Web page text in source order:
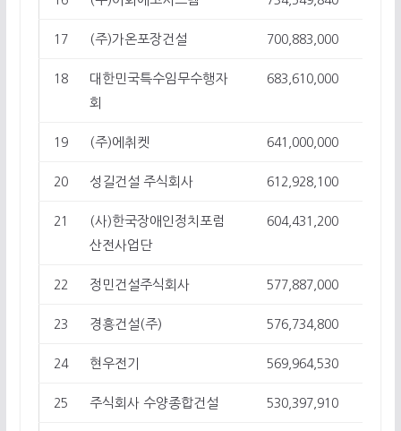
17 (주)가온포장건설 700,883,000
18
대한민국특수임무수행자
회
683,610,000
19 (주)에취켓 641,000,000
20 성길건설 주식회사 612,928,100
21
(사)한국장애인정치포럼
산전사업단
604,431,200
22 정민건설주식회사 577,887,000
23 경흥건설(주) 576,734,800
24 현우전기 569,964,530
25 주식회사 수양종합건설 530,397,910